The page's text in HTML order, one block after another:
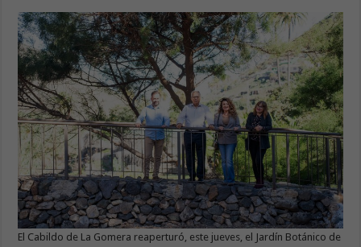
El Cabildo de La Gomera reaperturó, este jueves, el Jardín Botánico de